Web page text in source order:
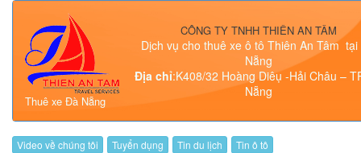
Thuê xe Đà Nẵng
CÔNG TY TNHH THIÊN AN TÂM
Dịch vụ cho thuê xe ô tô Thiên An Tâm
Nẵng
Địa chỉ:K408/32 Hoàng Diêụ -Hải Châu –
Nẵng
Video về chúng tôi Tuyển dụng Tin du lịch Tin ô tô
Chat Facebook
Gọi điện ngay
Chat Facebook
Gọi điện ngay